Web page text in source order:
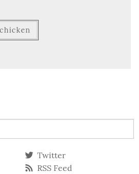
Twitter
RSS Feed